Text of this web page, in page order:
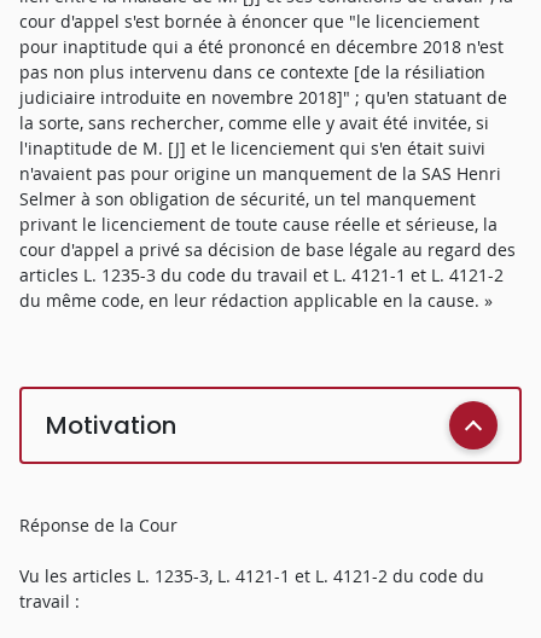
cour d'appel s'est bornée à énoncer que "le licenciement
pour inaptitude qui a été prononcé en décembre 2018 n'est
pas non plus intervenu dans ce contexte [de la résiliation
judiciaire introduite en novembre 2018]" ; qu'en statuant de
la sorte, sans rechercher, comme elle y avait été invitée, si
l'inaptitude de M. [J] et le licenciement qui s'en était suivi
n'avaient pas pour origine un manquement de la SAS Henri
Selmer à son obligation de sécurité, un tel manquement
privant le licenciement de toute cause réelle et sérieuse, la
cour d'appel a privé sa décision de base légale au regard des
articles L. 1235-3 du code du travail et L. 4121-1 et L. 4121-2
du même code, en leur rédaction applicable en la cause. »
Motivation
Réponse de la Cour
Vu les articles L. 1235-3, L. 4121-1 et L. 4121-2 du code du
travail :